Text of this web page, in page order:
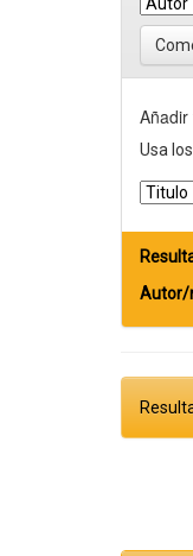
Añadir
Usa
Autor/